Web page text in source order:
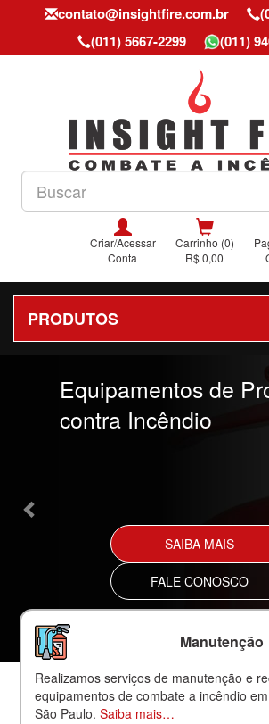
contato@insightfire.com.br
(011) 5667-2299
(011)
Criar/Acessar
Conta
Carrinho (0)
R$ 0,00
PRODUTOS
Equipamentos de
contra Incêndio
SAIBA MAIS
FALE CONOSCO
Manutenção
Realizamos serviços de manutenção e
equipamentos de combate a incêndio
São Paulo.Saiba mais…